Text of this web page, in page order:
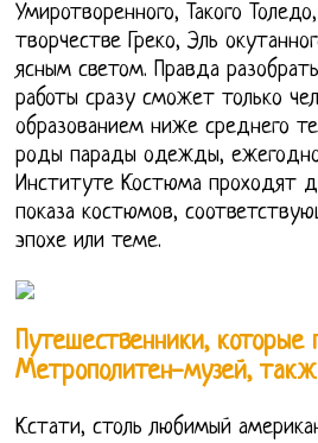
Умиротворенного, Такого
творчестве Греко, Эль
ясным светом. Правда
работы сразу сможет только
образованием ниже среднего
роды парады одежды,
Институте Костюма проходят
показа костюмов,
эпохе или теме.
Путешественники, которые
Метрополитен-музей,
Кстати, столь любимый